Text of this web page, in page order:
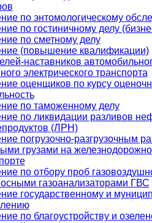
по энтомологическому
по гостиничному делу
по сметному делу
(повышение квалификации)
наставников
электрического транспорта
оценщиков по курсу
по таможенному делу
по ликвидации разливов
(ЛРН)
погрузочно-разгрузочным
грузами на
по отбору проб
газоанализаторами ГВС
государственному и
по благоустройству и